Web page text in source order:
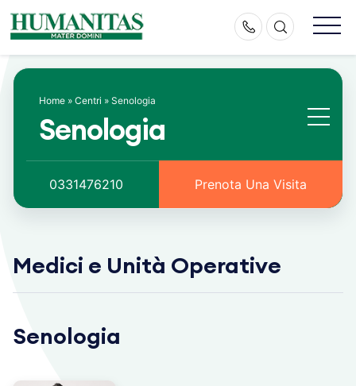
Skip
to
Home » Centri » Senologia
Senologia
0331476210 Prenota Una Visita
Medici e Unità Operative
Senologia